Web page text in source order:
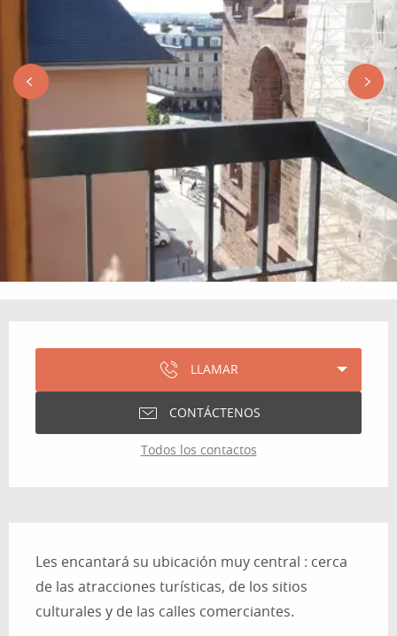
LLAMAR
CONTÁCTENOS
Todos los contactos
Les encantará su ubicación muy central : cerca
de las atracciones turísticas, de los sitios
culturales y de las calles comerciantes.